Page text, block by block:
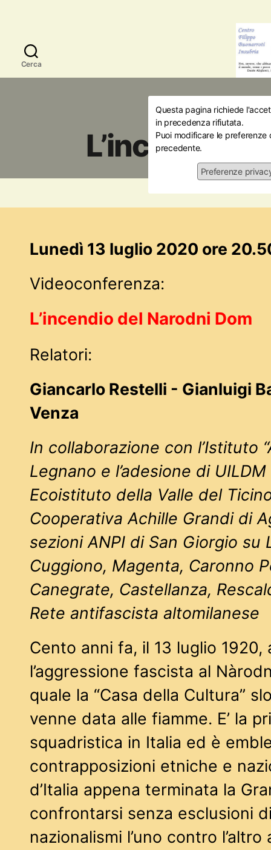
Cerca
Questa pagina richiede
in precedenza rifiutata.
Puoi modificare le
precedente.
Preferenze
L’incendio
13/
Lunedì 13 luglio 2020 ore
Videoconferenza:
L’incendio del Narodni Dom
Relatori:
Giancarlo Restelli - Gianluigi
Venza
In collaborazione con l’Istituto
Legnano e l’adesione di
Ecoistituto della Valle del
Cooperativa Achille Grandi di
sezioni ANPI di San Giorgio su
Cuggiono, Magenta, Caronno
Canegrate, Castellanza,
Rete antifascista altomilanese
Cento anni fa, il 13 luglio 1920,
l’aggressione fascista al
quale la “Casa della Cultura”
venne data alle fiamme. E’ la
squadristica in Italia ed è
contrapposizioni etniche e
d’Italia appena terminata la
confrontarsi senza esclusioni
nazionalismi l’uno contro l’altro